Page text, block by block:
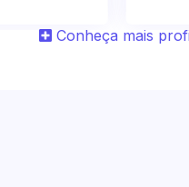
Conheça mais